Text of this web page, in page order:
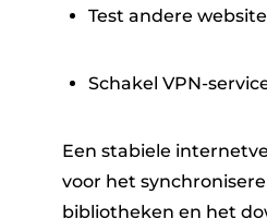
Test andere
Schakel VPN-
Een stabiele
voor het
bibliotheken en het